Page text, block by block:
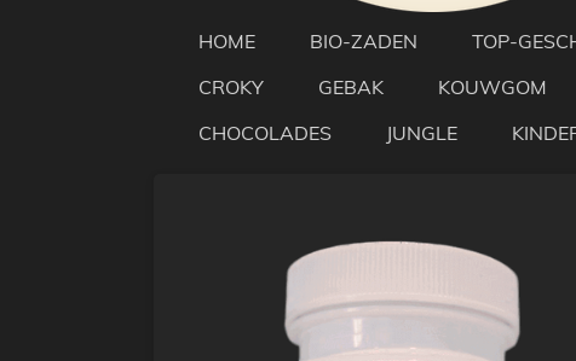
HOME BIO-ZADEN TOP-
CROKY
GEBAK KOUWGOM
CHOCOLADES
JUNGLE